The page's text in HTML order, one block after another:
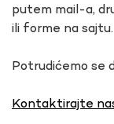
putem mail-a,
ili forme na sajtu.
Potrudićemo se
Kontaktirajte